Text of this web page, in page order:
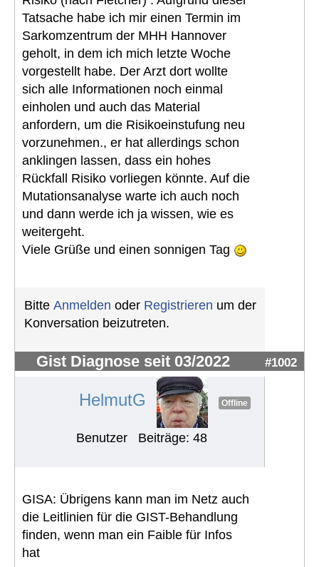
Tatsache habe ich mir einen Termin im
Sarkomzentrum der MHH Hannover
geholt, in dem ich mich letzte Woche
vorgestellt habe. Der Arzt dort wollte
sich alle Informationen noch einmal
einholen und auch das Material
anfordern, um die Risikoeinstufung neu
vorzunehmen., er hat allerdings schon
anklingen lassen, dass ein hohes
Rückfall Risiko vorliegen könnte. Auf die
Mutationsanalyse warte ich auch noch
und dann werde ich ja wissen, wie es
weitergeht.
Viele Grüße und einen sonnigen Tag
Bitte Anmelden oder Registrieren um der
Konversation beizutreten.
Gist Diagnose seit 03/2022 #1002
HelmutG Offline
Benutzer Beiträge: 48
GISA: Übrigens kann man im Netz auch
die Leitlinien für die GIST-Behandlung
finden, wenn man ein Faible für Infos
hat